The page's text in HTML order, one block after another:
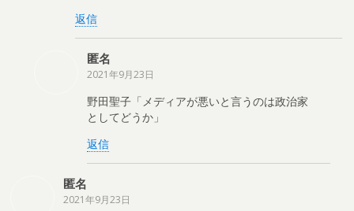
返信
匿名
2021年9月23日
野田聖子「メディアが悪いと言うのは政治家
としてどうか」
返信
匿名
2021年9月23日